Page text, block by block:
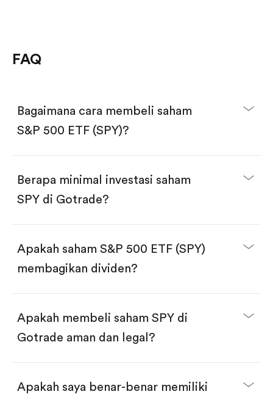
FAQ
Bagaimana cara membeli saham
S&P 500 ETF (SPY)?
Buka akun dan selesaikan KYC.
Lakukan deposit.
Cari kode "SPY", lalu klik "Trade".
Klik tombol "Buy".
dua pilihan:
Beli saham secara fractional dalam jumlah
dollar, bisa mulai dari $1.
Swipe up untuk konfirmasi order, pembelian
Berapa minimal investasi saham
SPY di Gotrade?
Apakah saham S&P 500 ETF (SPY)
membagikan dividen?
Apakah membeli saham SPY di
Gotrade aman dan legal?
Apakah saya benar-benar memiliki